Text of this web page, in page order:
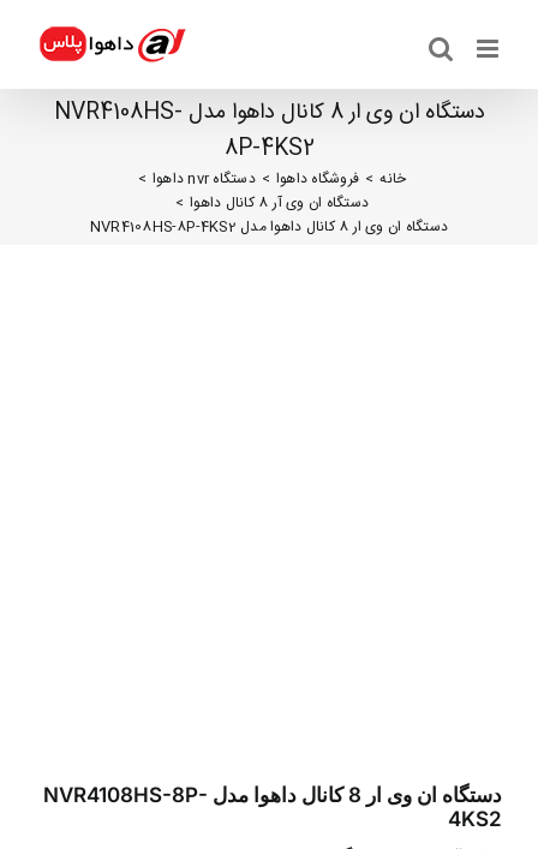
دستگاه ان وی ار 8 کانال داهوا مدل NVR4108HS-
8P-4KS2
خانه فروشگاه داهوا
دستگاه nvr داهوا
دستگاه ان وی آر 8 کانال داهوا
دستگاه ان وی ار 8 کانال داهوا مدل NVR4108HS-8P-4KS2
دستگاه ان وی ار 8 کانال داهوا مدل NVR4108HS-8P-
4KS2